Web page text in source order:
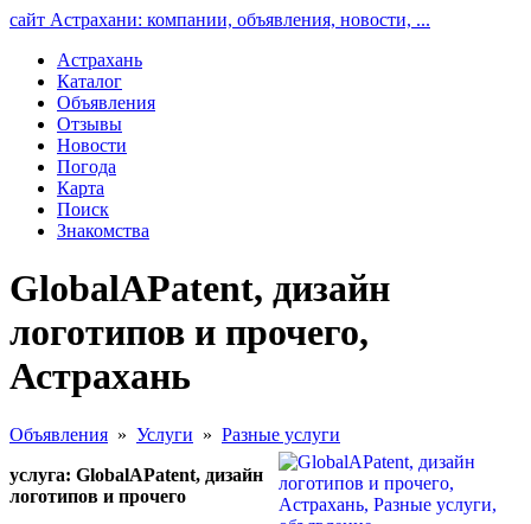
сайт Астрахани: компании, объявления, новости, ...
Астрахань
Каталог
Объявления
Отзывы
Новости
Погода
Карта
Поиск
Знакомства
GlobalAPatent, дизайн
логотипов и прочего,
Астрахань
Объявления » Услуги » Разные услуги
услуга: GlobalAPatent, дизайн
логотипов и прочего